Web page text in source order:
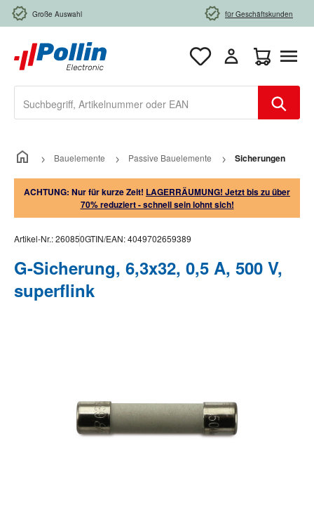
Zum Hauptinhalt springen
Große Auswahl für Geschäftskunden
Bauelemente Passive Bauelemente Sicherungen
ACHTUNG: Nur für kurze Zeit! LAGERRÄUMUNG! Jetzt bis zu über
70% reduziert - schnell sein lohnt sich!
Artikel-Nr.:260850GTIN/EAN:4049702659389
G-Sicherung, 6,3x32, 0,5 A, 500 V,
superflink